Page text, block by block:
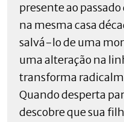
presente ao
na mesma casa
salvá-lo de uma
uma alteração na
transforma
Quando desperta
descobre que sua